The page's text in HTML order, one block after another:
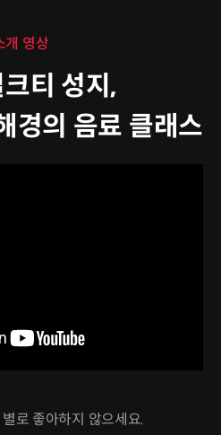
개 영상
티 성지,
경의 음료 클래스
로 좋아하지 않으세요.